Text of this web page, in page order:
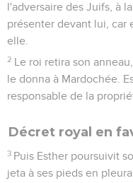
l'adversaire des Juifs, à
présenter devant lui, car
elle.
2 Le roi retira son
le donna à Mardochée.
responsable de la
Décret royal en
3 Puis Esther poursuivit
jeta à ses pieds en